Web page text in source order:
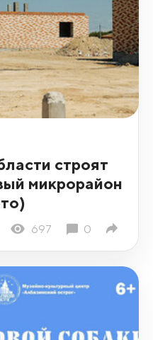
строят
микрорайон
697 0